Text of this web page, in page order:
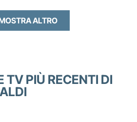
ALTRO
TV PIÙ RECENTI DI